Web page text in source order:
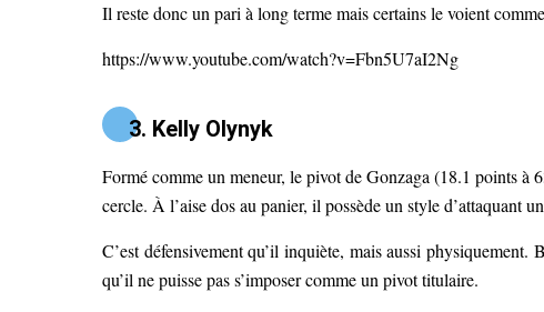
Il reste donc un pari à long terme mais certains le voient
https://www.youtube.com/watch?v=Fbn5U7aI2Ng
3. Kelly Olynyk
Formé comme un meneur, le pivot de Gonzaga (18.1 points à
cercle. À l’aise dos au panier, il possède un style d’attaquant
C’est défensivement qu’il inquiète, mais aussi
qu’il ne puisse pas s’imposer comme un pivot titulaire.